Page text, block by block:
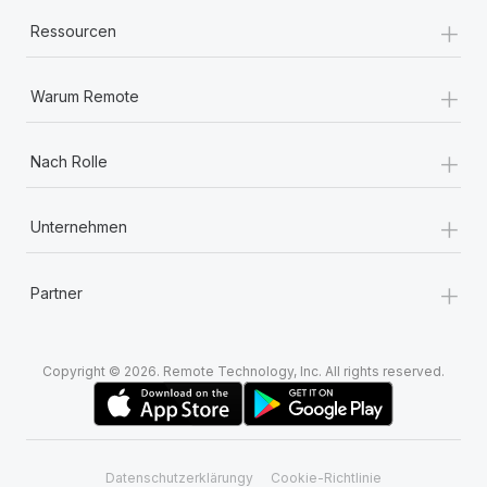
Ressourcen +
Warum Remote +
Nach Rolle +
Unternehmen +
Partner +
Copyright © 2026. Remote Technology, Inc. All rights reserved.
Datenschutzerklärungy Cookie-Richtlinie